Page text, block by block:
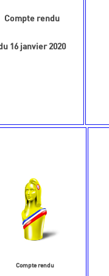
Compte rendu
16 janvier 2020
Compte rendu